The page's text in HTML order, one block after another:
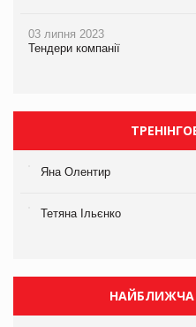
03 липня 2023
Тендери компанії
Яна Олентир
Тетяна Ільєнко
НАЙБЛИЖЧА